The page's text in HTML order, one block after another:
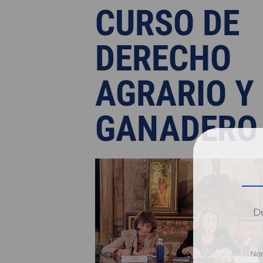
CURSO DE
DERECHO
AGRARIO Y
GANADERO